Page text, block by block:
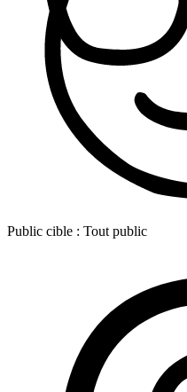
Public cible : Tout public